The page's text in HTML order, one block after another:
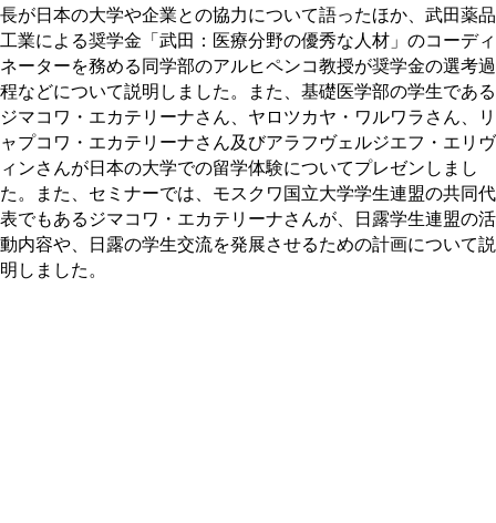
長が日本の大学や企業との協力について語ったほか、武田薬品
工業による奨学金「武田：医療分野の優秀な人材」のコーディ
ネーターを務める同学部のアルヒペンコ教授が奨学金の選考過
程などについて説明しました。また、基礎医学部の学生である
ジマコワ・エカテリーナさん、ヤロツカヤ・ワルワラさん、リ
ャプコワ・エカテリーナさん及びアラフヴェルジエフ・エリヴ
ィンさんが日本の大学での留学体験についてプレゼンしまし
た。また、セミナーでは、モスクワ国立大学学生連盟の共同代
表でもあるジマコワ・エカテリーナさんが、日露学生連盟の活
動内容や、日露の学生交流を発展させるための計画について説
明しました。